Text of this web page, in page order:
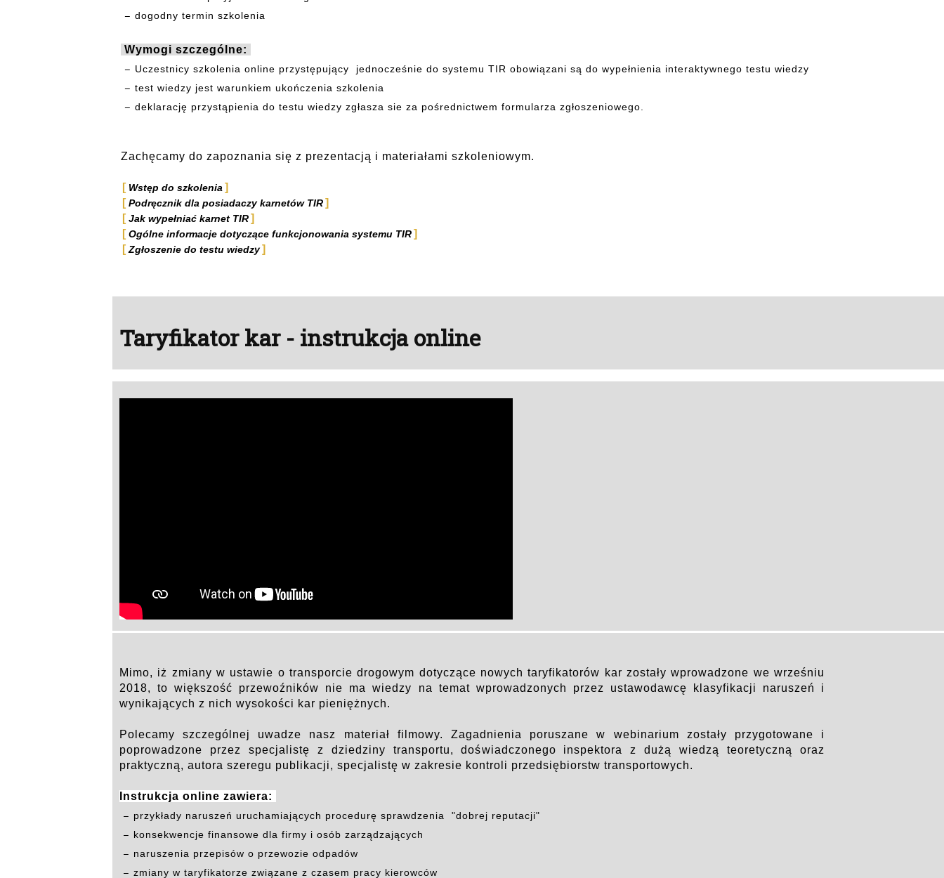
dogodny termin szkolenia
Wymogi szczególne:
Uczestnicy szkolenia online przystępujący jednocześnie do systemu TIR obowiązani są do wypełnienia interaktywnego testu wiedzy
test wiedzy jest warunkiem ukończenia szkolenia
deklarację przystąpienia do testu wiedzy zgłasza sie za pośrednictwem formularza zgłoszeniowego.
Zachęcamy do zapoznania się z prezentacją i materiałami szkoleniowym.
Wstęp do szkolenia
Podręcznik dla posiadaczy karnetów TIR
Jak wypełniać karnet TIR
Ogólne informacje dotyczące funkcjonowania systemu TIR
Zgłoszenie do testu wiedzy
​​​​​​Taryfikator kar - instrukcja online
Mimo, iż zmiany w ustawie o transporcie drogowym dotyczące nowych taryfikatorów kar zostały wprowadzone we wrześniu
2018, to większość przewoźników nie ma wiedzy na temat wprowadzonych przez ustawodawcę klasyfikacji naruszeń i
wynikających z nich wysokości kar pieniężnych.
Polecamy szczególnej uwadze nasz materiał filmowy. Zagadnienia poruszane w webinarium zostały przygotowane i
poprowadzone przez specjalistę z dziedziny transportu, doświadczonego inspektora z dużą wiedzą teoretyczną oraz
praktyczną, autora szeregu publikacji, specjalistę w zakresie kontroli przedsiębiorstw transportowych.
Instrukcja online zawiera:
przykłady naruszeń uruchamiających procedurę sprawdzenia "dobrej reputacji"
konsekwencje finansowe dla firmy i osób zarządzających
naruszenia przepisów o przewozie odpadów
zmiany w taryfikatorze związane z czasem pracy kierowców